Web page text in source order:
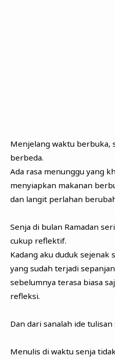
Menjelang waktu berbuka,
berbeda.
Ada rasa menunggu yang
menyiapkan makanan
dan langit perlahan
Senja di bulan Ramadan
cukup reflektif.
Kadang aku duduk sejenak
yang sudah terjadi
sebelumnya terasa biasa
refleksi.
Dan dari sanalah ide
Menulis di waktu senja